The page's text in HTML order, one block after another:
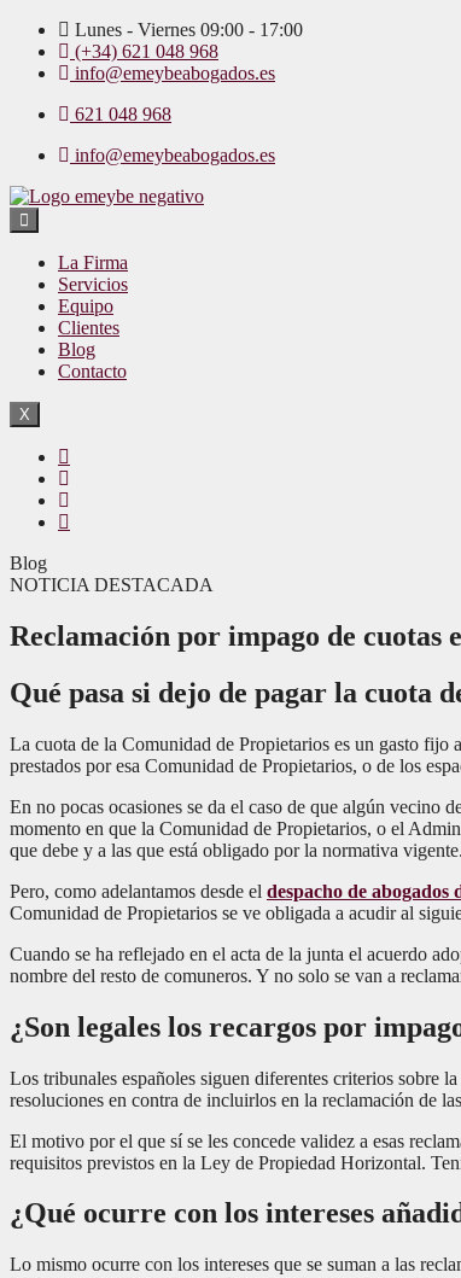
Lunes - Viernes 09:00 - 17:00
(+34) 621 048 968
info@emeybeabogados.es
621 048 968
info@emeybeabogados.es
La Firma
Servicios
Equipo
Clientes
Blog
Contacto
X
Blog
NOTICIA DESTACADA
Reclamación por impago de cuotas
Qué pasa si dejo de pagar la cuota
La cuota de la Comunidad de Propietarios es un gasto fijo
prestados por esa Comunidad de Propietarios, o de los
En no pocas ocasiones se da el caso de que algún vecino
momento en que la Comunidad de Propietarios, o el
que debe y a las que está obligado por la normativa vigente.
Pero, como adelantamos desde el despacho de abogados
Comunidad de Propietarios se ve obligada a acudir al
Cuando se ha reflejado en el acta de la junta el acuerdo
nombre del resto de comuneros. Y no solo se van a
¿Son legales los recargos por
Los tribunales españoles siguen diferentes criterios sobre
resoluciones en contra de incluirlos en la reclamación de
El motivo por el que sí se les concede validez a esas
requisitos previstos en la Ley de Propiedad Horizontal.
¿Qué ocurre con los intereses
Lo mismo ocurre con los intereses que se suman a las